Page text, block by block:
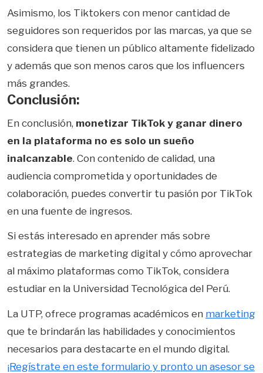
Asimismo, los Tiktokers con menor cantidad de
seguidores son requeridos por las marcas, ya que se
considera que tienen un público altamente fidelizado
y además que son menos caros que los influencers
más grandes.
Conclusión:
En conclusión, monetizar TikTok y ganar dinero
en la plataforma no es solo un sueño
inalcanzable. Con contenido de calidad, una
audiencia comprometida y oportunidades de
colaboración, puedes convertir tu pasión por TikTok
en una fuente de ingresos.
Si estás interesado en aprender más sobre
estrategias de marketing digital y cómo aprovechar
al máximo plataformas como TikTok, considera
estudiar en la Universidad Tecnológica del Perú.
La UTP, ofrece programas académicos en marketing
que te brindarán las habilidades y conocimientos
necesarios para destacarte en el mundo digital.
¡Regístrate en este formulario y pronto un asesor se